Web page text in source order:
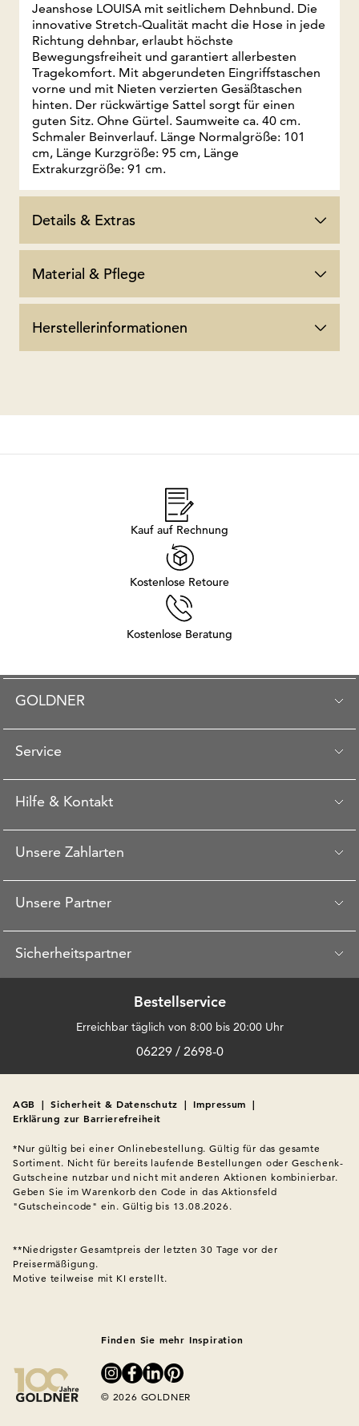
Jeanshose LOUISA mit seitlichem Dehnbund. Die
innovative Stretch-Qualität macht die Hose in jede
Richtung dehnbar, erlaubt höchste
Bewegungsfreiheit und garantiert allerbesten
Tragekomfort. Mit abgerundeten Eingriffstaschen
vorne und mit Nieten verzierten Gesäßtaschen
hinten. Der rückwärtige Sattel sorgt für einen
guten Sitz. Ohne Gürtel. Saumweite ca. 40 cm.
Schmaler Beinverlauf. Länge Normalgröße: 101
cm, Länge Kurzgröße: 95 cm, Länge
Extrakurzgröße: 91 cm.
Details & Extras
Material & Pflege
Herstellerinformationen
Kauf auf Rechnung
Kostenlose Retoure
Kostenlose Beratung
GOLDNER
Service
Hilfe & Kontakt
Unsere Zahlarten
Unsere Partner
Sicherheitspartner
Bestellservice
Erreichbar täglich von 8:00 bis 20:00 Uhr
06229 / 2698-0
AGB | Sicherheit & Datenschutz | Impressum |
Erklärung zur Barrierefreiheit
*Nur gültig bei einer Onlinebestellung. Gültig für das gesamte
Sortiment. Nicht für bereits laufende Bestellungen oder Geschenk-
Gutscheine nutzbar und nicht mit anderen Aktionen kombinierbar.
Geben Sie im Warenkorb den Code in das Aktionsfeld
"Gutscheincode" ein. Gültig bis 13.08.2026.
**Niedrigster Gesamtpreis der letzten 30 Tage vor der
Preisermäßigung.
Motive teilweise mit KI erstellt.
Finden Sie mehr Inspiration
© 2026 GOLDNER